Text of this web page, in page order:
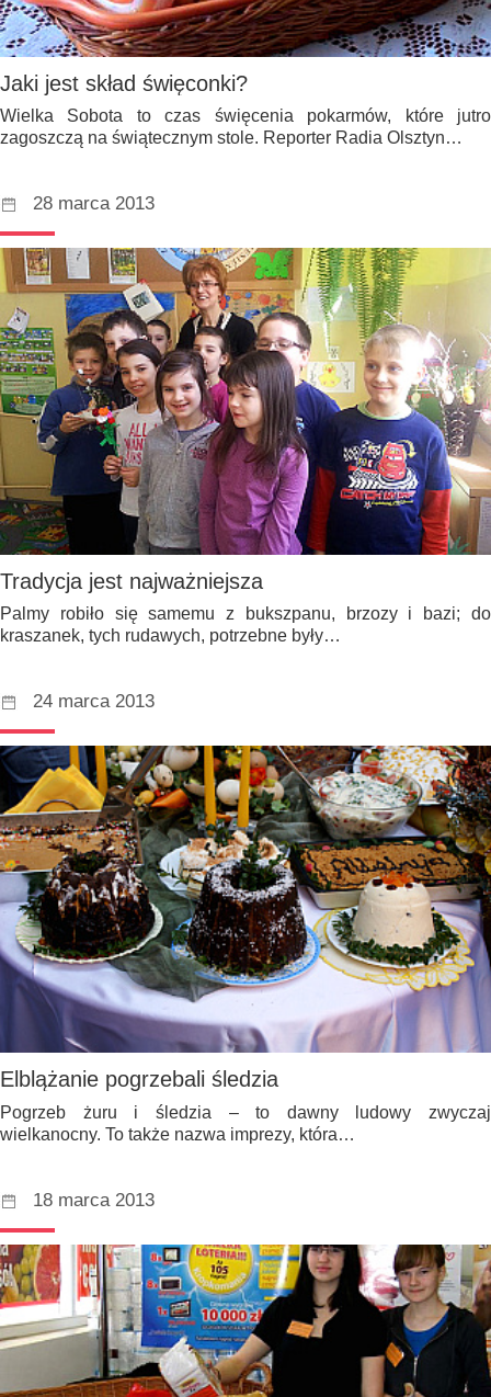
Jaki jest skład święconki?
Wielka Sobota to czas święcenia pokarmów, które jutro
zagoszczą na świątecznym stole. Reporter Radia Olsztyn…
28 marca 2013
Tradycja jest najważniejsza
Palmy robiło się samemu z bukszpanu, brzozy i bazi; do
kraszanek, tych rudawych, potrzebne były…
24 marca 2013
Elblążanie pogrzebali śledzia
Pogrzeb żuru i śledzia – to dawny ludowy zwyczaj
wielkanocny. To także nazwa imprezy, która…
18 marca 2013